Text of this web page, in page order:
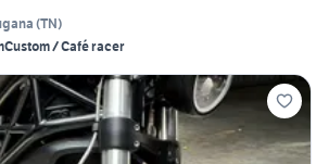
(TN)
Custom / Café racer